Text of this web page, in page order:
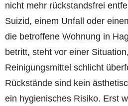
nicht mehr rückstandsfrei
Suizid, einem Unfall oder
die betroffene Wohnung in
betritt, steht vor einer
Reinigungsmittel schlicht
Rückstände sind kein
ein hygienisches Risiko. Erst